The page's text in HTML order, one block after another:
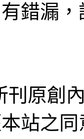
錯漏
刊原創
站之